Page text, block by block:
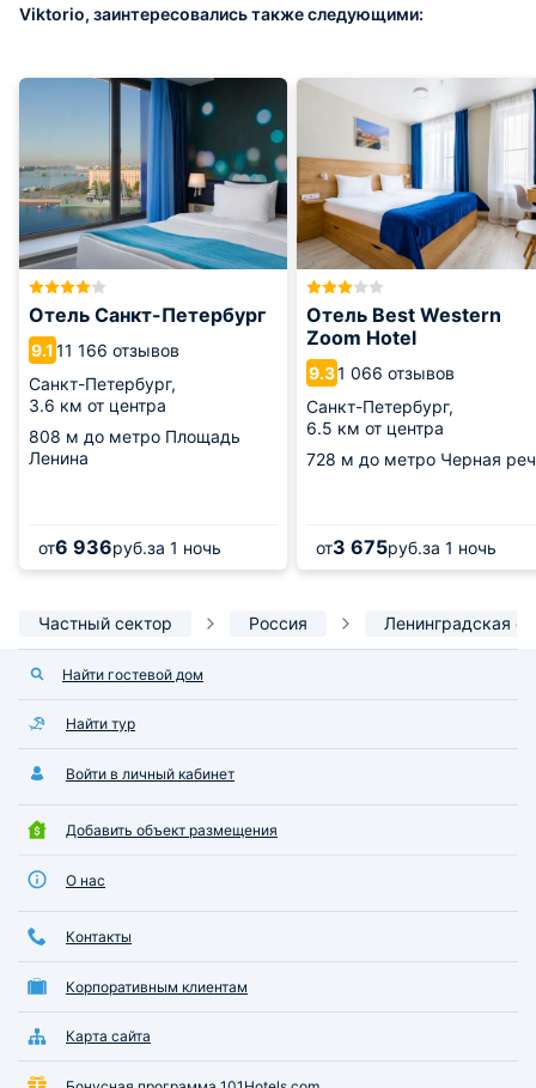
Viktorio, заинтересовались также следующими:
Отель Санкт-Петербург
9.111 166 отзывов
Санкт-Петербург,
3.6 км от центра
808 м до метро Площадь
Ленина
от6 936руб.за 1 ночь
Отель Best Western
Zoom Hotel
9.31 066 отзывов
Санкт-Петербург,
6.5 км от центра
728 м до метро Черная
от3 675руб.за 1 ночь
Частный сектор Россия Ленинградская
Найти гостевой дом
Найти тур
Войти в личный кабинет
Добавить объект размещения
О нас
Контакты
Корпоративным клиентам
Карта сайта